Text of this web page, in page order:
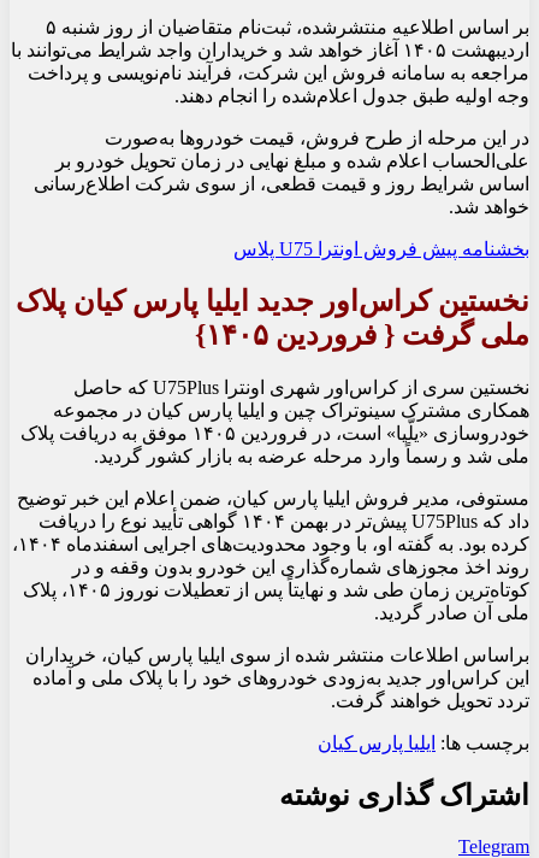
بر اساس اطلاعیه منتشرشده، ثبت‌نام متقاضیان از روز شنبه ۵
اردیبهشت ۱۴۰۵ آغاز خواهد شد‌ و خریداران واجد شرایط می‌توانند با
مراجعه به سامانه فروش این شرکت، فرآیند نام‌نویسی و پرداخت
وجه اولیه طبق جدول اعلام‌شده را انجام دهند.
در این مرحله از طرح فروش، قیمت خودروها به‌صورت
علی‌الحساب اعلام شده و مبلغ نهایی در زمان تحویل خودرو بر
اساس شرایط روز و قیمت قطعی، از سوی شرکت اطلاع‌رسانی
خواهد شد.
بخشنامه پیش فروش اونترا U75 پلاس
نخستین کراس‌اور جدید ایلیا پارس کیان پلاک
ملی گرفت { فروردین ۱۴۰۵}
نخستین سری از کراس‌اور شهری اونترا U75Plus که حاصل
همکاری مشترک سینوتراک چین و ایلیا پارس کیان در مجموعه
خودروسازی «یلّیا» است، در فروردین ۱۴۰۵ موفق به دریافت پلاک
ملی شد و رسماً وارد مرحله عرضه به بازار کشور گردید.
مستوفی، مدیر فروش ایلیا پارس کیان، ضمن اعلام این خبر توضیح
داد که U75Plus پیش‌تر در بهمن ۱۴۰۴ گواهی تأیید نوع را دریافت
کرده بود. به گفته او، با وجود محدودیت‌های اجرایی اسفندماه ۱۴۰۴،
روند اخذ مجوزهای شماره‌گذاری این خودرو بدون وقفه و در
کوتاه‌ترین زمان طی شد و نهایتاً پس از تعطیلات نوروز ۱۴۰۵، پلاک
ملی آن صادر گردید.
براساس اطلاعات منتشر شده از سوی ایلیا پارس کیان، خریداران
این کراس‌اور جدید به‌زودی خودروهای خود را با پلاک ملی و آماده
تردد تحویل خواهند گرفت.
برچسب ها: ایلیا پارس کیان
اشتراک گذاری نوشته
Telegram